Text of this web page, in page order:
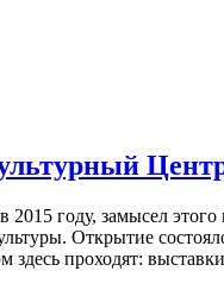
году, замысел
Открытие
здесь проходят: